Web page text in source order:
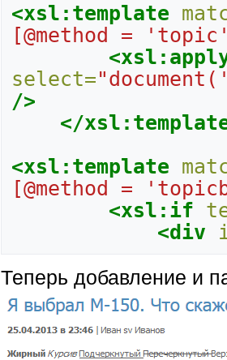
<xsl:template
[@method =
select=
/>
</
<xsl:template
[@method =
<xsl:if
<div
Теперь добавление и